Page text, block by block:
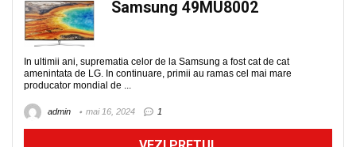
Samsung 49MU8002
In ultimii ani, suprematia celor de la Samsung a fost cat de cat
amenintata de LG. In continuare, primii au ramas cel mai mare
producator mondial de ...
admin mai 16, 2024 1